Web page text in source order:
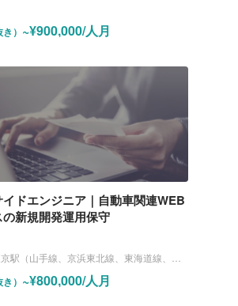
） ~¥900,000/人月
ドエンジニア｜自動車関連WEB
新規開発運用保守
駅（山手線、京浜東北線、東海道線、中央線、京葉線、丸ノ内線）
） ~¥800,000/人月